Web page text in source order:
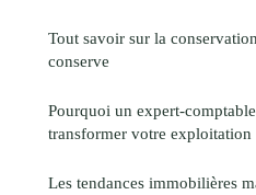
Tout savoir sur la
conserve
Pourquoi un expert-
transformer votre exploitation
Les tendances immobilières